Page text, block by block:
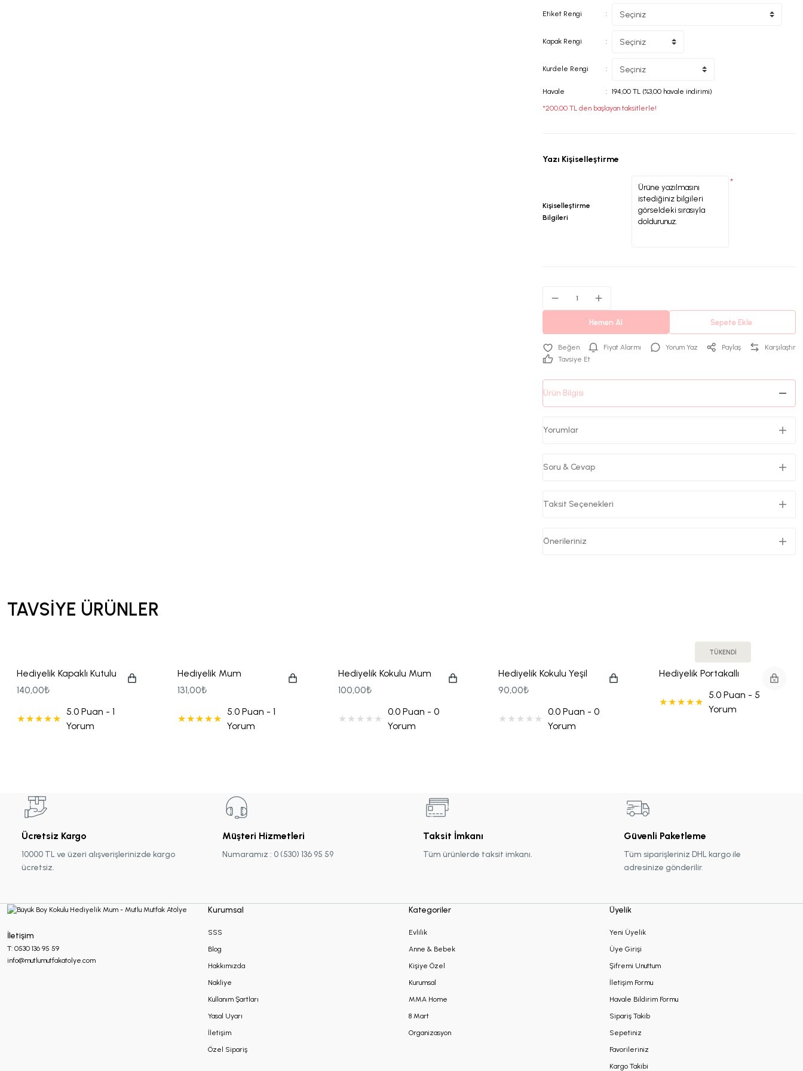
Etiket Rengi
Kapak Rengi
Kurdele Rengi
Havale
194,00 TL (%3,00 havale indirimi)
*200,00 TL den başlayan taksitlerle!
Yazı Kişiselleştirme
Kişiselleştirme
Bilgileri
*
Hemen Al Sepete Ekle
Fiyat Alarmı Yorum Yaz Paylaş
Karşılaştır
Tavsiye Et
Ürün Bilgisi
Yorumlar
Soru & Cevap
Taksit Seçenekleri
Önerileriniz
TAVSİYE ÜRÜNLER
Hediyelik Kapaklı Kutulu
Mum Vizon Görsel
140,00₺
5.0 Puan - 1
Yorum
Hediyelik Mum
Çikolatalı Kahve ve
131,00₺
5.0 Puan - 1
Yorum
Hediyelik Kokulu Mum
İpek Kurdeleli
100,00₺
0.0 Puan - 0
Yorum
Hediyelik Kokulu Yeşil
Çiçekli Mum
90,00₺
0.0 Puan - 0
Yorum
TÜKENDİ
Hediyelik Portakallı
5.0 Puan - 5
Yorum
Ücretsiz Kargo
10000 TL ve üzeri alışverişlerinizde kargo
ücretsiz.
Müşteri Hizmetleri
Numaramız : 0 (530) 136 95 59
Taksit İmkanı
Tüm ürünlerde taksit imkanı.
Güvenli Paketleme
Tüm siparişleriniz DHL kargo ile
adresinize gönderilir.
İletişim
T: 0530 136 95 59
info@mutlumutfakatolye.com
Kurumsal
SSS
Blog
Hakkımızda
Nakliye
Kullanım Şartları
Yasal Uyarı
İletişim
Özel Sipariş
Kategoriler
Evlilik
Anne & Bebek
Kişiye Özel
Kurumsal
MMA Home
8 Mart
Organizasyon
Üyelik
Yeni Üyelik
Üye Girişi
Şifremi Unuttum
İletişim Formu
Havale Bildirim Formu
Sipariş Takib
Sepetiniz
Favorileriniz
Kargo Takibi